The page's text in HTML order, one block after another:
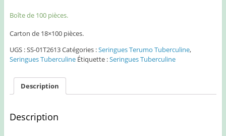
Boîte de 100 pièces.
Carton de 18×100 pièces.
UGS :SS-01T2613Catégories :Seringues Terumo Tuberculine,
Seringues Tuberculine Étiquette :Seringues Tuberculine
Description
Description